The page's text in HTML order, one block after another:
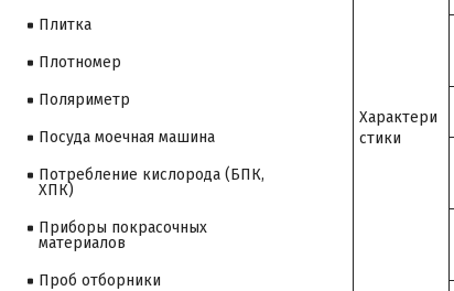
Характери
стики
Плитка
Плотномер
Поляриметр
Посуда моечная машина
Потребление кислорода (БПК,
ХПК)
Приборы покрасочных
материалов
Проб отборники